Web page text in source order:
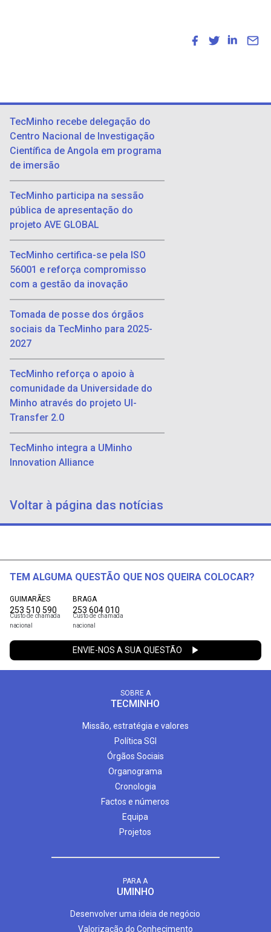
TecMinho recebe delegação do
Centro Nacional de Investigação
Científica de Angola em programa
de imersão
TecMinho participa na sessão
pública de apresentação do
projeto AVE GLOBAL
TecMinho certifica-se pela ISO
56001 e reforça compromisso
com a gestão da inovação
Tomada de posse dos órgãos
sociais da TecMinho para 2025-
2027
TecMinho reforça o apoio à
comunidade da Universidade do
Minho através do projeto UI-
Transfer 2.0
TecMinho integra a UMinho
Innovation Alliance
Voltar à página das notícias
TEM ALGUMA QUESTÃO QUE NOS QUEIRA COLOCAR?
GUIMARÃES
253 510 590
Custo de chamada
nacional
BRAGA
253 604 010
Custo de chamada
nacional
ENVIE-NOS A SUA QUESTÃO
SOBRE A
TECMINHO
Missão, estratégia e valores
Política SGI
Órgãos Sociais
Organograma
Cronologia
Factos e números
Equipa
Projetos
PARA A
UMINHO
Desenvolver uma ideia de negócio
Valorização do Conhecimento